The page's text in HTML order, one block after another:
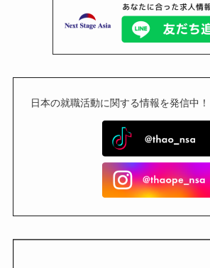
日本の就職活動に関する情報を発信中！